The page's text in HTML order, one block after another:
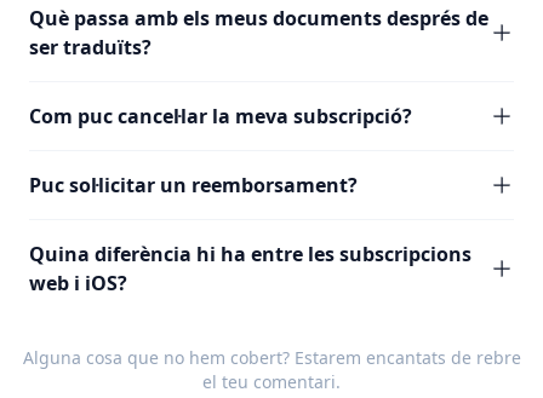
Què passa amb els meus documents després de
ser traduïts?
Com puc cancel·lar la meva subscripció?
Puc sol·licitar un reemborsament?
Quina diferència hi ha entre les subscripcions
web i iOS?
Alguna cosa que no hem cobert? Estarem encantats de rebre
el teu comentari.